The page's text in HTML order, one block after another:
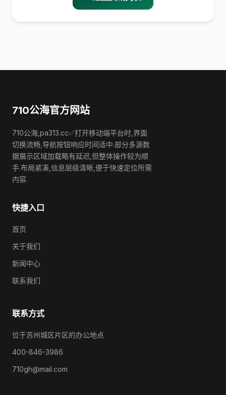
710公海官方网站
710公海,pa313.cc✅打开移动端平台时,界面
切换流畅,导航按钮响应时间适中.部分多源数
据展示区域加载略有延迟,但整体操作较为顺
手.布局紧凑,信息层级清晰,便于快速定位所需
内容.
快捷入口
首页
关于我们
新闻中心
联系我们
联系方式
位于苏州城区片区的办公地点
400-846-3986
710gh@mail.com